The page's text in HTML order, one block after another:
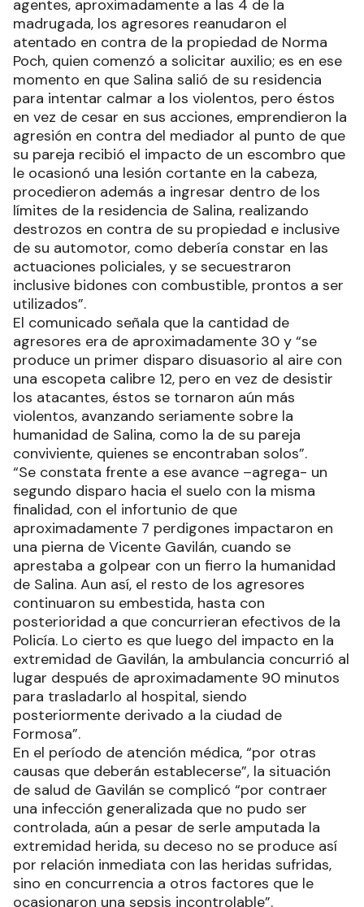
agentes, aproximadamente a las 4 de la
madrugada, los agresores reanudaron el
atentado en contra de la propiedad de Norma
Poch, quien comenzó a solicitar auxilio; es en ese
momento en que Salina salió de su residencia
para intentar calmar a los violentos, pero éstos
en vez de cesar en sus acciones, emprendieron la
agresión en contra del mediador al punto de que
su pareja recibió el impacto de un escombro que
le ocasionó una lesión cortante en la cabeza,
procedieron además a ingresar dentro de los
límites de la residencia de Salina, realizando
destrozos en contra de su propiedad e inclusive
de su automotor, como debería constar en las
actuaciones policiales, y se secuestraron
inclusive bidones con combustible, prontos a ser
utilizados”.
El comunicado señala que la cantidad de
agresores era de aproximadamente 30 y “se
produce un primer disparo disuasorio al aire con
una escopeta calibre 12, pero en vez de desistir
los atacantes, éstos se tornaron aún más
violentos, avanzando seriamente sobre la
humanidad de Salina, como la de su pareja
conviviente, quienes se encontraban solos”.
“Se constata frente a ese avance –agrega- un
segundo disparo hacia el suelo con la misma
finalidad, con el infortunio de que
aproximadamente 7 perdigones impactaron en
una pierna de Vicente Gavilán, cuando se
aprestaba a golpear con un fierro la humanidad
de Salina. Aun así, el resto de los agresores
continuaron su embestida, hasta con
posterioridad a que concurrieran efectivos de la
Policía. Lo cierto es que luego del impacto en la
extremidad de Gavilán, la ambulancia concurrió al
lugar después de aproximadamente 90 minutos
para trasladarlo al hospital, siendo
posteriormente derivado a la ciudad de
Formosa”.
En el período de atención médica, “por otras
causas que deberán establecerse”, la situación
de salud de Gavilán se complicó “por contraer
una infección generalizada que no pudo ser
controlada, aún a pesar de serle amputada la
extremidad herida, su deceso no se produce así
por relación inmediata con las heridas sufridas,
sino en concurrencia a otros factores que le
ocasionaron una sepsis incontrolable”.